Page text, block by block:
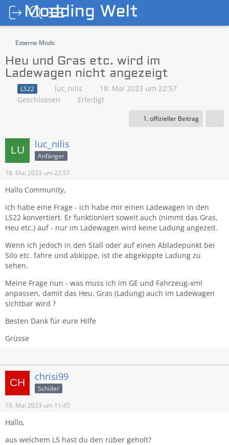
Externe Mods
Heu und Gras etc. wird im
Ladewagen nicht angezeigt
LS22 luc_nilis
18. Mai 2023 um 22:57
Geschlossen
Erledigt
1. offizieller Beitrag
luc_nilis
Anfänger
18. Mai 2023 um 22:57
Hallo Community,
ich habe eine Frage - ich habe mir einen Ladewagen in den
LS22 konvertiert. Er funktioniert soweit auch (nimmt das Gras,
Heu etc.) auf - nur im Ladewagen wird keine Ladung angezeit.
Wenn ich jedoch in den Stall oder auf einen Abladepunkt bei
Silo etc. fahre und abkippe, ist die abgekippte Ladung zu
sehen.
Meine Frage nun - was muss ich im GE und Fahrzeug-xml
anpassen, damit das Heu, Gras (Ladung) auch im Ladewagen
sichtbar wird ?
Besten Dank für eure Hilfe
Grüsse
chrisi99
Schüler
19. Mai 2023 um 11:45
Hallo,
aus welchem LS hast du den rüber geholt?